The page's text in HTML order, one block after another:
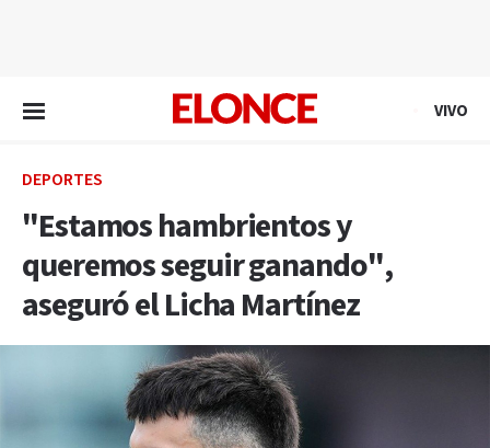
VIVO
DEPORTES
"Estamos hambrientos y
queremos seguir ganando",
aseguró el Licha Martínez